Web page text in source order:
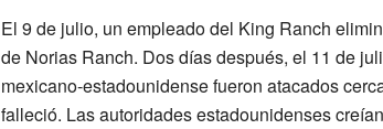
El 9 de julio, un empleado del King Ranch
de Norias Ranch. Dos días después, el 11 de
mexicano-estadounidense fueron atacados
falleció. Las autoridades estadounidenses